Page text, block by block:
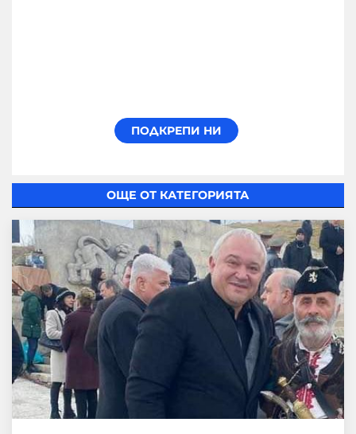
ОЩЕ ОТ КАТЕГОРИЯТА